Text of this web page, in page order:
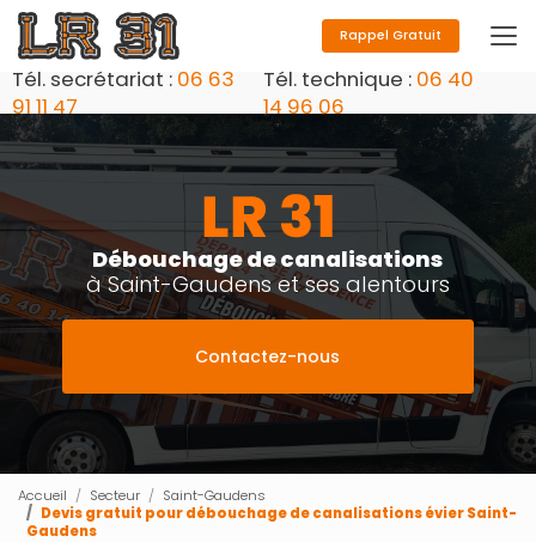
Aller
au
contenu
principal
Tél. secrétariat : 06 63
91 11 47
Tél. technique : 06 40
14 96 06
Rappel Gratuit
Débouchage de canalisations
à Saint-Gaudens et ses alentours
Contactez-nous
Accueil Secteur
Saint-Gaudens
Devis gratuit pour débouchage de canalisations évier Saint-
Gaudens